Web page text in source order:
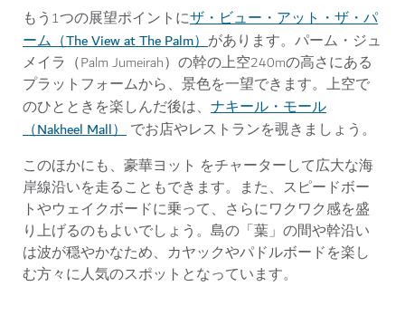
もう1つの展望ポイントにザ・ビュー・アット・ザ・パ
ーム（The View at The Palm）があります。パーム・ジュ
メイラ（Palm Jumeirah）の幹の上空240mの高さにある
プラットフォームから、景色を一望できます。上空で
のひとときを楽しんだ後は、 ナキール・モール
（Nakheel Mall） でお店やレストランを覗きましょう。
このほかにも、豪華ヨット をチャーターして広大な海
岸線沿いを走ることもできます。また、スピードボー
トやウェイクボードに乗って、さらにワクワク感を盛
り上げるのもよいでしょう。島の「葉」の間や幹沿い
は波が穏やかなため、カヤックやパドルボードを楽し
む方々に人気のスポットとなっています。